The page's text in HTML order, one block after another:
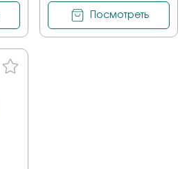
Посмотреть